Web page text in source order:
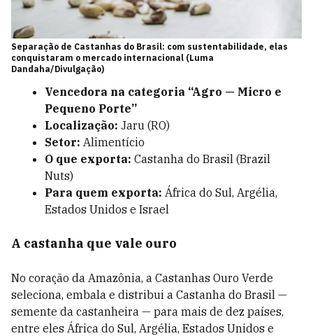
Separação de Castanhas do Brasil: com sustentabilidade, elas
conquistaram o mercado internacional (Luma
Dandaha/Divulgação)
Vencedora na categoria “Agro — Micro e
Pequeno Porte”
Localização: Jaru (RO)
Setor: Alimentício
O que exporta: Castanha do Brasil (Brazil
Nuts)
Para quem exporta: África do Sul, Argélia,
Estados Unidos e Israel
A castanha que vale ouro
No coração da Amazônia, a Castanhas Ouro Verde
seleciona, embala e distribui a Castanha do Brasil —
semente da castanheira — para mais de dez países,
entre eles África do Sul, Argélia, Estados Unidos e